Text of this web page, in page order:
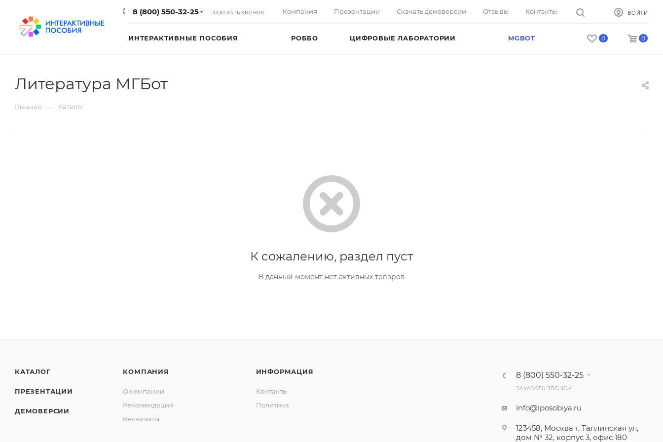
8 (800) 550-32-25 ЗАКАЗАТЬ ЗВОНОК Компания Презентации Скачать демоверсии Отзывы Контакты ВОЙТИ
0 0
ИНТЕРАКТИВНЫЕ ПОСОБИЯ РОББО ЦИФРОВЫЕ ЛАБОРАТОРИИ MGBOT
Литература МГБот
Главная — Каталог
К сожалению, раздел пуст
В данный момент нет активных товаров
КАТАЛОГ
ПРЕЗЕНТАЦИИ
ДЕМОВЕРСИИ
КОМПАНИЯ
О компании
Рекомендации
Реквизиты
ИНФОРМАЦИЯ
Контакты
Политика
8 (800) 550-32-25
ЗАКАЗАТЬ ЗВОНОК
info@iposobiya.ru
123458, Москва г, Таллинская ул,
дом № 32, корпус 3, офис 180